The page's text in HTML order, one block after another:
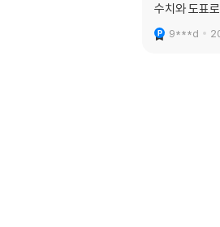
수치와 도표
9***d